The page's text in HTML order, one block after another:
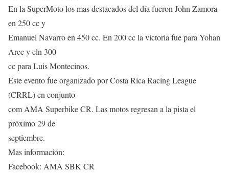
En la SuperMoto los mas destacados del día fueron John Zamora
en 250 cc y
Emanuel Navarro en 450 cc. En 200 cc la victoria fue para Yohan
Arce y eln 300
cc para Luis Montecinos.
Este evento fue organizado por Costa Rica Racing League
(CRRL) en conjunto
com AMA Superbike CR. Las motos regresan a la pista el
próximo 29 de
septiembre.
Mas información:
Facebook: AMA SBK CR